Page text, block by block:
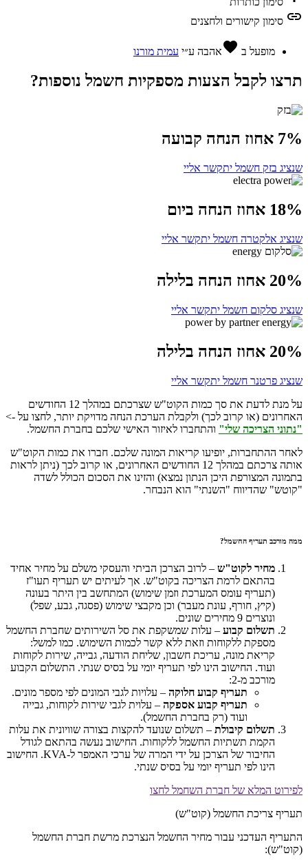
link סימון קישורים ולחצנים
מופעל ב favoriteאהבה ע״י עמית מורנו
תרצו לקבל הצעות מספקיות חשמל נוספות?
7% אחוז הנחה קבועה
שנציג בזק חשמל יתקשר אליי
18% אחוז הנחה ביום
שנציג אלקטרה חשמל יתקשר אליי
20% אחוז הנחה בלילה
שנציג סלקום חשמל יתקשר אליי
20% אחוז הנחה בלילה
שנציג פרטנר חשמל יתקשר אליי
על מנת לדעת את סך כמות הקוט"ש שצרכתם במהלך 12 החודשים
האחרונים (או קרוב לכך) ולקבלת הערכת הנחה מדויקת יותר, לחצו על ->
"נתוני הצריכה שלי" והתחברו לאיזור האישי שלכם בחברת החשמל.
לאחר ההתחברות, יופיעו קריאות המונה שלכם. חברו את כמות הקוט"ש
אותה צרכתם במהלך 12 החודשים האחרונים, או קרוב לכך (ניתן לראות
בתמונה המצורפת היכן הנתון נמצא) והזינו את הסכום הכולל לשדה
"קוטש" שהדיווח "השנתי" הוא הנבחר.
ממה מורכב תעריף החשמל?
מחיר לקוט"ש – לרוב הצרכן הביתי והעסקי משלם על מחיר אחיד
בהתאם לרמת הצריכה בקוט"ש. אך לעיתים יש תעריף תעו"ז
(תעריף עומס המערכת וזמן שימוש) המתחשב בין היתר בעונה
(קיץ, חורף, עונת מעבר) וכן מקבצי שימוש (פסגה, גבע, שפל)
ונוצרים 9 מחירים שונים.
תשלום קבוע – עלות שמשקפת את סל השירותים שחברת החשמל
מספקת ללקוחות וזאת ללא קשר לכמות השימוש. כמו למשל:
קריאת מונה, עריכת חשבון, שליחת הודעה, גבייה, שירות לקוחות
ועוד. החישוב הינו לפי תעריף יומי על בסיס שנתי. התשלום הקבוע
מורכב מ-2:
תעריף קבוע חלוקה – עלויות לגבי המונים לפי מספר מונים.
תעריף קבוע אספקה – עלוית לגבי שירות לקוחות, גבייה
ועוד (רק בחברת החשמל).
תשלום קיבולת – תשלום שנועד להקצות בצורה שוויונית את עלות
הקמת תשתיות החשמל ללקוחות. החישוב נעשה בהתאם לגודל
החיבור של הצרכן על ידי המרה של ערכי האמפר ל-KVA. החישוב
הינו לפי תעריף יומי על בסיס שנתי.
לפירוט המלא של חברת השחמל לחצו
תעריף צריכת החשמל (קוט"ש)
התעריף העדכני עבור מחיר החשמל הנצרכת מרשת חברת החשמל
(קוט"ש):